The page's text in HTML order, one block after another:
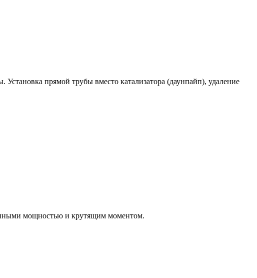
прямой трубы вместо катализатора (даунпайп), удаление
мощностью и крутящим моментом.